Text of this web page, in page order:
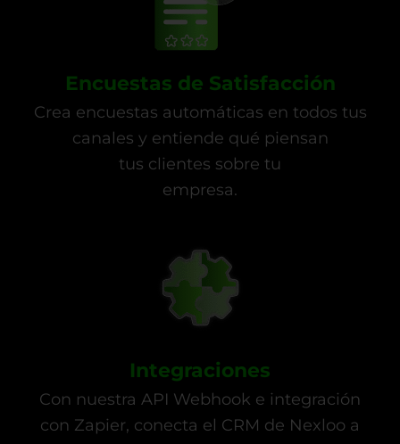
Encuestas de Satisfacción
Crea encuestas automáticas en todos tus
canales y entiende qué piensan
tus clientes sobre tu
empresa.
Integraciones
Con nuestra API Webhook e integración
con Zapier, conecta el CRM de Nexloo a